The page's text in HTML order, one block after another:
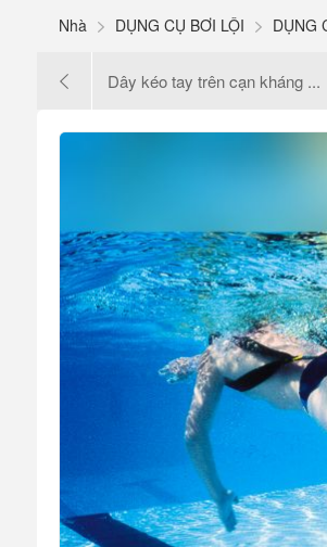
Nhà DỤNG CỤ BƠI LỘI DỤNG
Dây kéo tay trên cạn kháng ...